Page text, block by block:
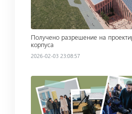
Получено разрешение на
корпуса
2026-02-03 23:08:57
Read more